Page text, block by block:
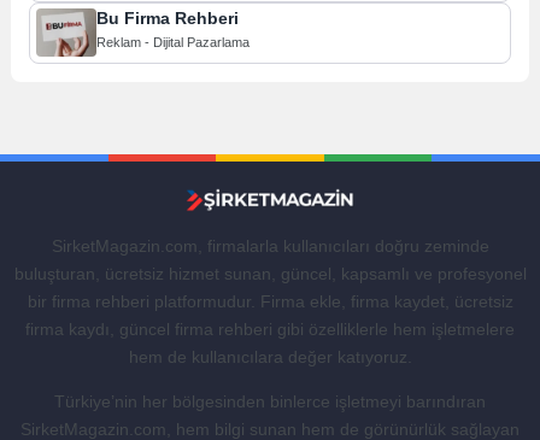
Bu Firma Rehberi
Reklam - Dijital Pazarlama
SirketMagazin.com, firmalarla kullanıcıları doğru zeminde
buluşturan, ücretsiz hizmet sunan, güncel, kapsamlı ve profesyonel
bir firma rehberi platformudur. Firma ekle, firma kaydet, ücretsiz
firma kaydı, güncel firma rehberi gibi özelliklerle hem işletmelere
hem de kullanıcılara değer katıyoruz.
Türkiye’nin her bölgesinden binlerce işletmeyi barındıran
SirketMagazin.com, hem bilgi sunan hem de görünürlük sağlayan